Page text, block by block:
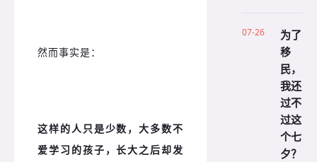
然而事实是：
这样的人只是少数，大多数不
爱学习的孩子，长大之后却发
07-26
为了
移
民，
我还
过不
过这
个七
夕？